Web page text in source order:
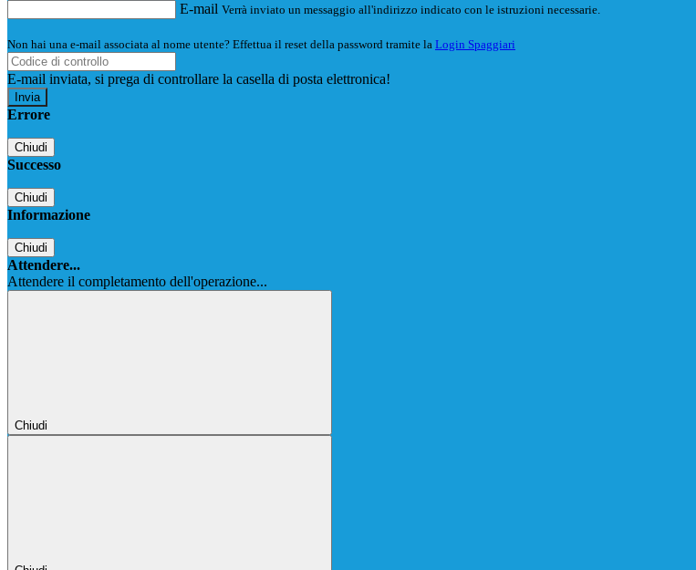
E-mail Verrà inviato un messaggio all'indirizzo indicato con le istruzioni necessarie.
Non hai una e-mail associata al nome utente? Effettua il reset della password tramite la Login Spaggiari
E-mail inviata, si prega di controllare la casella di posta elettronica!
Errore
Chiudi
Successo
Chiudi
Informazione
Chiudi
Attendere...
Attendere il completamento dell'operazione...
Chiudi